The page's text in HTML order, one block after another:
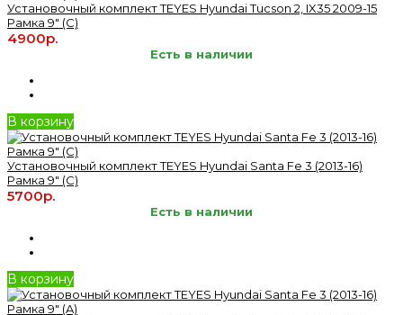
Установочный комплект TEYES Hyundai Tucson 2, IX35 2009-15
Рамка 9" (C)
4900р.
Есть в наличии
В корзину
Установочный комплект TEYES Hyundai Santa Fe 3 (2013-16)
Рамка 9" (C)
5700р.
Есть в наличии
В корзину